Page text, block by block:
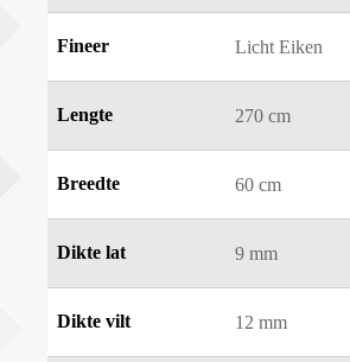
Fineer Licht Eiken
Lengte 270 cm
Breedte 60 cm
Dikte lat 9 mm
Dikte vilt 12 mm